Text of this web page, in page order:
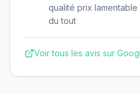
qualité prix
du tout
Voir tous les avis sur